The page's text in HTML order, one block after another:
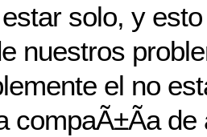
solo, y
nuestros
el no
compaÃ±Ã­a de